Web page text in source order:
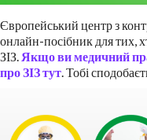
Європейський центр з
онлайн-посібник для тих,
ЗІЗ. Якщо ви медичний
про ЗІЗ тут. Тобі